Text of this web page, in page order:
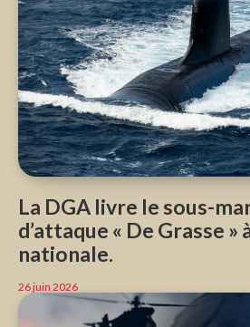
La DGA livre le sous-
d’attaque « De Grasse »
nationale.
26 juin 2026